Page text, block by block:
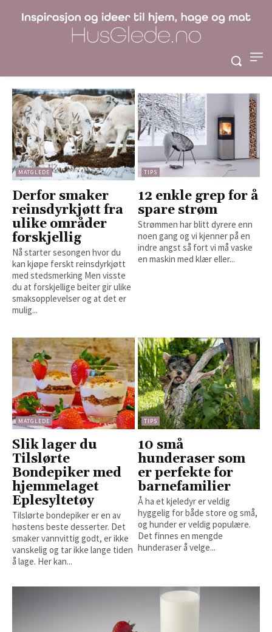
MATGLEDE
Derfor smaker
reinsdyrkjøtt fra
ulike områder
forskjellig
Nå starter sesongen hvor du
kan kjøpe ferskt reinsdyrkjøtt
med stedsmerking Men visste
du at forskjellige beiter gir ulike
smaksopplevelser og at det er
mulig...
TIPS
12 enkle grep for å
spare strøm
Strømmen har blitt dyrere enn
noen gang og vi kjenner på en
indre angst så fort vi må vaske
en maskin med klær eller...
MATGLEDE
Slik lager du
Tilslørte
Bondepiker med
hjemmelaget
Eplesyltetøy
Tilslørte bondepiker er en av
høstens beste desserter. Det
smaker vannvittig godt, er ikke
vanskelig og tar ikke lange tiden
å lage. Her kan...
TIPS
10 små
hunderaser som
er perfekte for
barnefamilier
Å ha et kjeledyr er veldig
hyggelig for både store og små,
og hunder er veldig populære.
Det finnes en mengde
hunderaser å velge...